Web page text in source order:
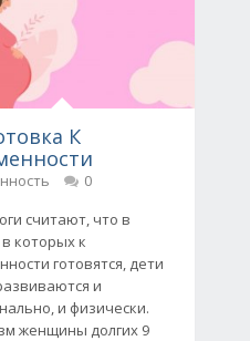
К
0
считают, что в
которых к
готовятся, дети
и
и физически.
женщины долгих 9